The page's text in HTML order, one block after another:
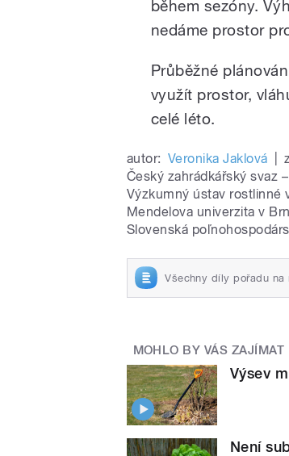
během sezóny.
nedáme prostor
Průběžné
využít prostor,
celé léto.
autor: Veronika Jaklová
Český zahrádkářský svaz
Výzkumný ústav rostlinné
Mendelova univerzita v
Slovenská
Všechny díly pořadu na
MOHLO BY VÁS ZAJÍMAT
Výsev
Není